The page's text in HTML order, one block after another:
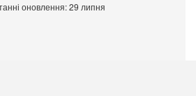
оновлення: 29 липня